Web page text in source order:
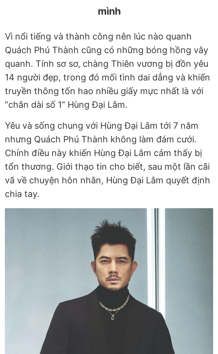
mình
Vì nổi tiếng và thành công nên lúc nào quanh
Quách Phú Thành cũng có những bóng hồng vây
quanh. Tính sơ sơ, chàng Thiên vương bị đồn yêu
14 người đẹp, trong đó mối tình dai dẳng và khiến
truyền thông tốn hao nhiều giấy mực nhất là với
“chân dài số 1” Hùng Đại Lâm.
Yêu và sống chung với Hùng Đại Lâm tới 7 năm
nhưng Quách Phú Thành không làm đám cưới.
Chính điều này khiến Hùng Đại Lâm cảm thấy bị
tổn thương. Giới thạo tin cho biết, sau một lần cãi
vã về chuyện hôn nhân, Hùng Đại Lâm quyết định
chia tay.